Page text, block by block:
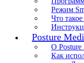
Рeжим
Что
Posture
О Posture
Как